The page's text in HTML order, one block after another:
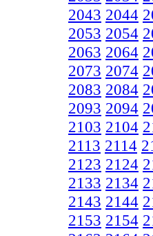
2043 2044
2053 2054
2063 2064
2073 2074
2083 2084
2093 2094
2103 2104
2113 2114
2123 2124
2133 2134
2143 2144
2153 2154